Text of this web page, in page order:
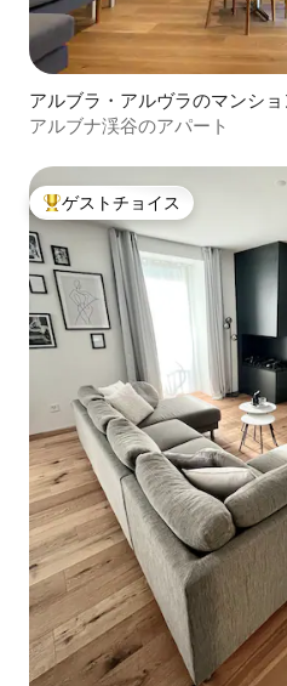
アルブラ・アルヴラのマンシ
アルブナ渓谷のアパート
大好評のゲストチョイスです。
ゲストチョイス